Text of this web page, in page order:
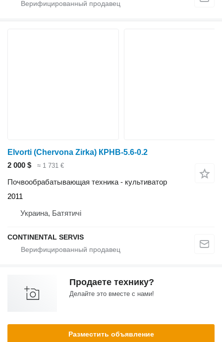
Elvorti (Chervona Zirka) КРНВ-5.6-0.2
2 000 $
≈ 1 731 €
Почвообрабатывающая техника - культиватор
2011
Украина, Батятичі
CONTINENTAL SERVIS
Продаете технику?
Делайте это вместе с нами!
Разместить объявление